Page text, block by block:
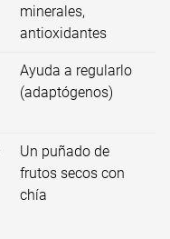
minerales,
antioxidantes
Ayuda a regularlo
(adaptógenos)
Un puñado de
frutos secos con
chía